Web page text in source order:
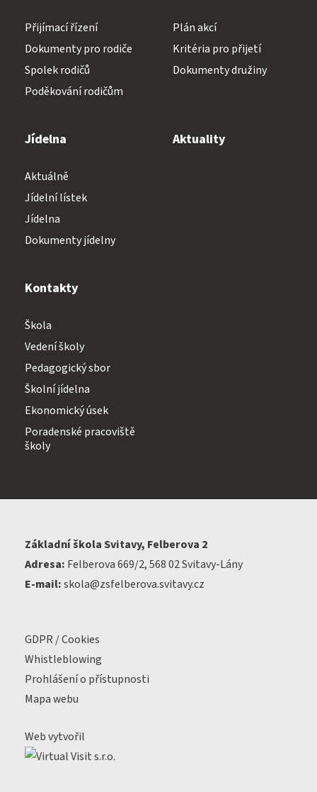
Přijímací řízení
Dokumenty pro rodiče
Spolek rodičů
Poděkování rodičům
Plán akcí
Kritéria pro přijetí
Dokumenty družiny
Jídelna
Aktuálně
Jídelní lístek
Jídelna
Dokumenty jídelny
Aktuality
Kontakty
Škola
Vedení školy
Pedagogický sbor
Školní jídelna
Ekonomický úsek
Poradenské pracoviště
školy
Základní škola Svitavy, Felberova 2
Adresa: Felberova 669/2, 568 02 Svitavy-Lány
E-mail:skola@zsfelberova.svitavy.cz
GDPR / Cookies
Whistleblowing
Prohlášení o přístupnosti
Mapa webu
Web vytvořil